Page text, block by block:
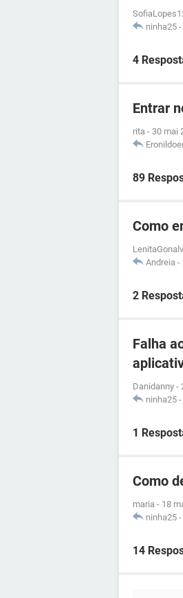
ninha25 -
4
Entrar
rita - 30 mai
89
Como
Andreia -
2
Falha
Danidanny -
ninha25 -
1
Como
maria - 18
ninha25 -
14